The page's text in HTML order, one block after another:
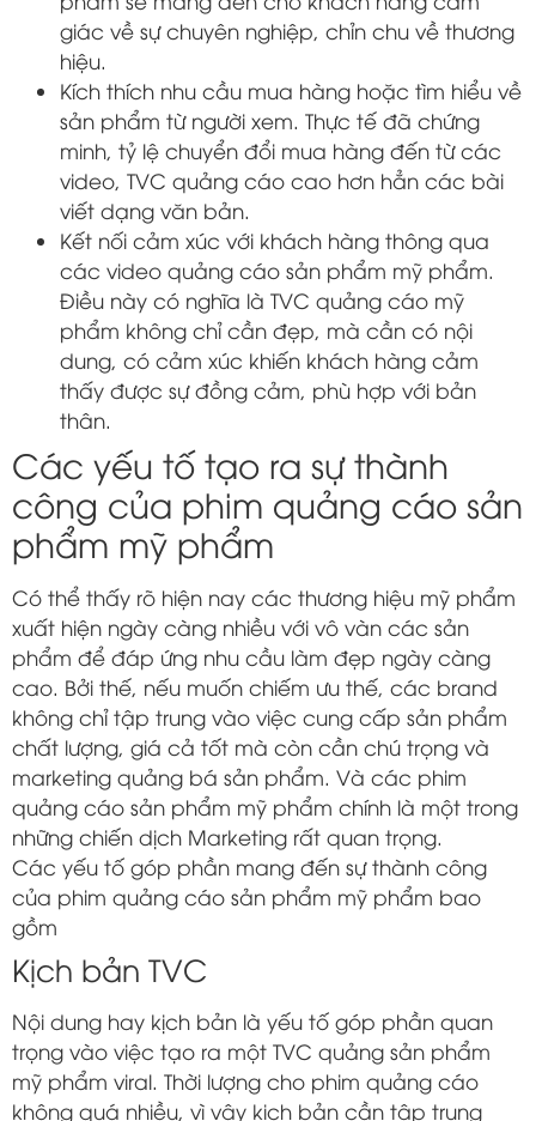
giác về sự chuyên nghiệp, chỉn chu về thương
hiệu.
Kích thích nhu cầu mua hàng hoặc tìm hiểu về
sản phẩm từ người xem. Thực tế đã chứng
minh, tỷ lệ chuyển đổi mua hàng đến từ các
video, TVC quảng cáo cao hơn hẳn các bài
viết dạng văn bản.
Kết nối cảm xúc với khách hàng thông qua
các video quảng cáo sản phẩm mỹ phẩm.
Điều này có nghĩa là TVC quảng cáo mỹ
phẩm không chỉ cần đẹp, mà cần có nội
dung, có cảm xúc khiến khách hàng cảm
thấy được sự đồng cảm, phù hợp với bản
thân.
Các yếu tố tạo ra sự thành
công của phim quảng cáo sản
phẩm mỹ phẩm
Có thể thấy rõ hiện nay các thương hiệu mỹ phẩm
xuất hiện ngày càng nhiều với vô vàn các sản
phẩm để đáp ứng nhu cầu làm đẹp ngày càng
cao. Bởi thế, nếu muốn chiếm ưu thế, các brand
không chỉ tập trung vào việc cung cấp sản phẩm
chất lượng, giá cả tốt mà còn cần chú trọng và
marketing quảng bá sản phẩm. Và các phim
quảng cáo sản phẩm mỹ phẩm chính là một trong
những chiến dịch Marketing rất quan trọng.
Các yếu tố góp phần mang đến sự thành công
của phim quảng cáo sản phẩm mỹ phẩm bao
gồm
Kịch bản TVC
Nội dung hay kịch bản là yếu tố góp phần quan
trọng vào việc tạo ra một TVC quảng sản phẩm
mỹ phẩm viral. Thời lượng cho phim quảng cáo
không quá nhiều, vì vậy kịch bản cần tập trung